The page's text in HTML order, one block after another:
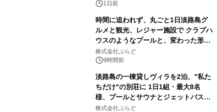
ボグッズも発売決定！
1日前
時間に追われず、丸ごと1日淡路島グ
ルメと観光、レジャー施設で クラブハ
ウスのようなプールと、変わった形の
サウナも 「THE BOXY AWAJI」のお
得な素泊まり連泊プランで
株式会社ぷらど
9時間前
淡路島の一棟貸しヴィラを2泊、"私た
ちだけ"の別荘に 1日1組・最大8名
様、プールとサウナとジェットバス付
きで Villa Mon Temps AWAJIの連泊
株式会社ぷらど